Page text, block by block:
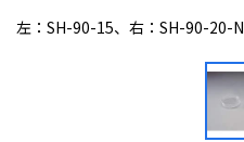
左：SH-90-15、右：SH-90-20-N